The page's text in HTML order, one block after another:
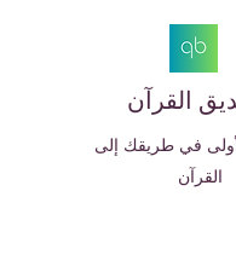
القرآن
في طريقك إلى
القرآن